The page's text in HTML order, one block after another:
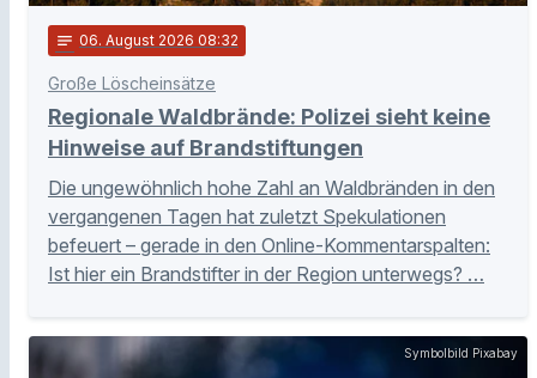
notes 06. August 2026 08:32
Große Löscheinsätze
Regionale Waldbrände: Polizei sieht keine
Hinweise auf Brandstiftungen
Die ungewöhnlich hohe Zahl an Waldbränden in den
vergangenen Tagen hat zuletzt Spekulationen
befeuert – gerade in den Online-Kommentarspalten:
Ist hier ein Brandstifter in der Region unterwegs? …
Symbolbild Pixabay